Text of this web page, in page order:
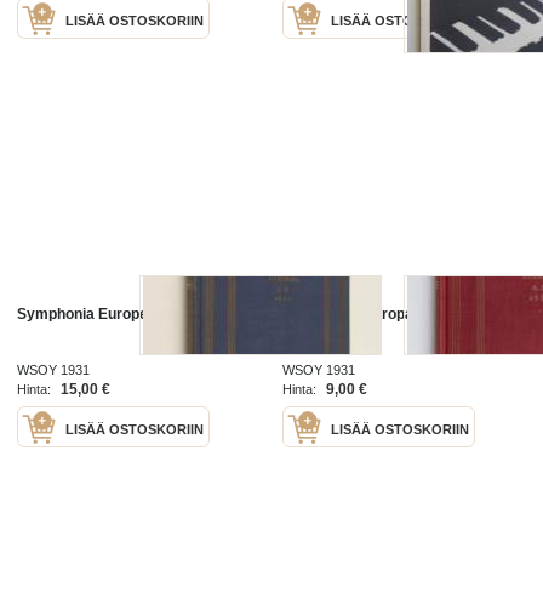
LISÄÄ OSTOSKORIIN LISÄÄ OSTOSKORIIN
Symphonia Europea A. D. 1931
WSOY 1931
Hinta:
15,00 €
LISÄÄ OSTOSKORIIN
Symphonia Europaea A. D. 1931
WSOY 1931
Hinta:
9,00 €
LISÄÄ OSTOSKORIIN